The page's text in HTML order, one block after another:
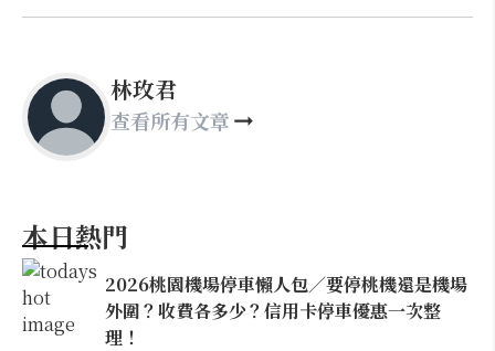
林玫君
查看所有文章
本日熱門
2026桃園機場停車懶人包／要停桃機還是機場
外圍？收費各多少？信用卡停車優惠一次整
理！